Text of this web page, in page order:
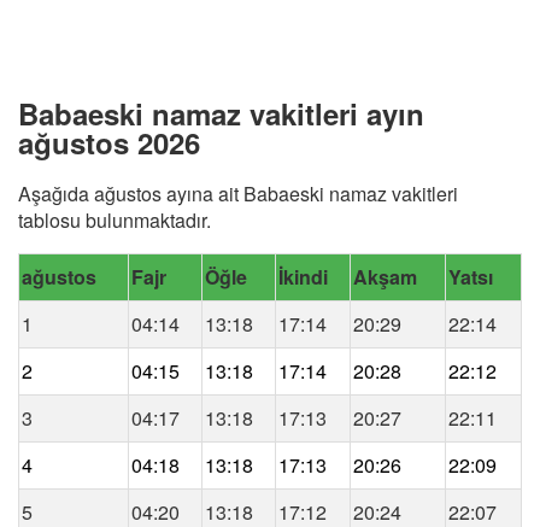
Babaeski namaz vakitleri ayın
ağustos 2026
Aşağıda ağustos ayına ait Babaeski namaz vakitleri
tablosu bulunmaktadır.
ağustos Fajr Öğle İkindi Akşam
Yatsı
1
04:14 13:18 17:14 20:29
22:14
2
04:15 13:18 17:14 20:28
22:12
3
04:17 13:18 17:13 20:27
22:11
4
04:18 13:18 17:13 20:26
22:09
5
04:20 13:18 17:12 20:24
22:07